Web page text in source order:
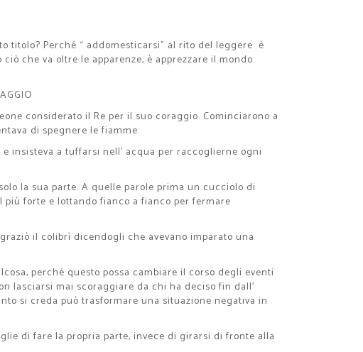
titolo? Perché “ addomesticarsi” al rito del leggere è
che va oltre le apparenze, è apprezzare il mondo
considerato il Re per il suo coraggio. Cominciarono a
di spegnere le fiamme.
insisteva a tuffarsi nell’ acqua per raccoglierne ogni
la sua parte. A quelle parole prima un cucciolo di
forte e lottando fianco a fianco per fermare
il colibrì dicendogli che avevano imparato una
perché questo possa cambiare il corso degli eventi
lasciarsi mai scoraggiare da chi ha deciso fin dall’
si creda può trasformare una situazione negativa in
di fare la propria parte, invece di girarsi di fronte alla